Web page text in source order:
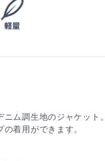
ム調生地のジャケット。
着用ができます。